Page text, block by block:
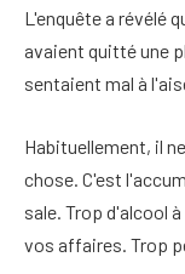
L'enquête a révélé
avaient quitté une
sentaient mal à
Habituellement, il
chose. C'est
sale. Trop d'alcool
vos affaires. Trop